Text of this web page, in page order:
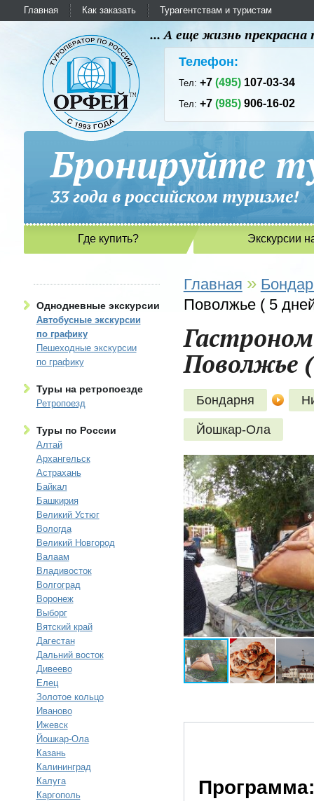
Главная Как заказать Турагентствам и туристам
... А еще жизнь
Телефон:
Тел:+7(495) 107-03-34
Тел:+7(985) 906-16-02
Бронируйте
33 года в российском
Где купить? Экскурсии
Однодневные экскурсии
Автобусные экскурсии
по графику
Пешеходные экскурсии
по графику
Туры на ретропоезде
Ретропоезд
Туры по России
Алтай
Архангельск
Астрахань
Байкал
Башкирия
Великий Устюг
Вологда
Великий Новгород
Валаам
Владивосток
Волгоград
Воронеж
Выборг
Вятский край
Дагестан
Дальний восток
Дивеево
Елец
Золотое кольцо
Иваново
Ижевск
Йошкар-Ола
Казань
Калининград
Калуга
Каргополь
Главная »
Поволжье ( 5
Поволжье
Бондарня
Йошкар-Ола
Программа: